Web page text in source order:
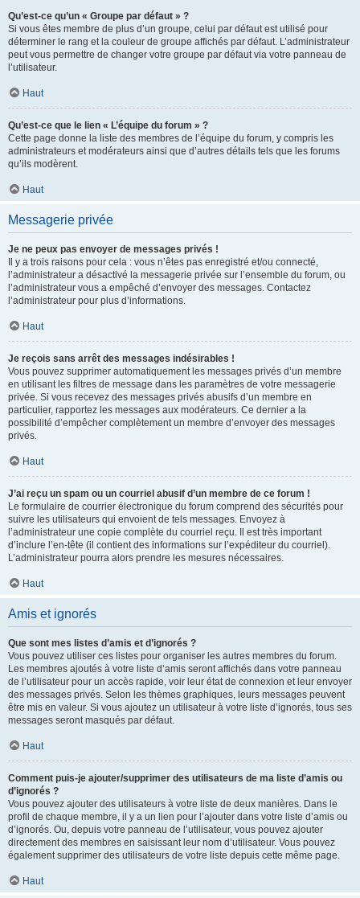
Qu’est-ce qu’un « Groupe par défaut » ?
Si vous êtes membre de plus d’un groupe, celui par défaut est utilisé pour
déterminer le rang et la couleur de groupe affichés par défaut. L’administrateur
peut vous permettre de changer votre groupe par défaut via votre panneau de
l’utilisateur.
Haut
Qu’est-ce que le lien « L’équipe du forum » ?
Cette page donne la liste des membres de l’équipe du forum, y compris les
administrateurs et modérateurs ainsi que d’autres détails tels que les forums
qu’ils modèrent.
Haut
Messagerie privée
Je ne peux pas envoyer de messages privés !
Il y a trois raisons pour cela : vous n’êtes pas enregistré et/ou connecté,
l’administrateur a désactivé la messagerie privée sur l’ensemble du forum, ou
l’administrateur vous a empêché d’envoyer des messages. Contactez
l’administrateur pour plus d’informations.
Haut
Je reçois sans arrêt des messages indésirables !
Vous pouvez supprimer automatiquement les messages privés d’un membre
en utilisant les filtres de message dans les paramètres de votre messagerie
privée. Si vous recevez des messages privés abusifs d’un membre en
particulier, rapportez les messages aux modérateurs. Ce dernier a la
possibilité d’empêcher complètement un membre d’envoyer des messages
privés.
Haut
J’ai reçu un spam ou un courriel abusif d’un membre de ce forum !
Le formulaire de courrier électronique du forum comprend des sécurités pour
suivre les utilisateurs qui envoient de tels messages. Envoyez à
l’administrateur une copie complète du courriel reçu. Il est très important
d’inclure l’en-tête (il contient des informations sur l’expéditeur du courriel).
L’administrateur pourra alors prendre les mesures nécessaires.
Haut
Amis et ignorés
Que sont mes listes d’amis et d’ignorés ?
Vous pouvez utiliser ces listes pour organiser les autres membres du forum.
Les membres ajoutés à votre liste d’amis seront affichés dans votre panneau
de l’utilisateur pour un accès rapide, voir leur état de connexion et leur envoyer
des messages privés. Selon les thèmes graphiques, leurs messages peuvent
être mis en valeur. Si vous ajoutez un utilisateur à votre liste d’ignorés, tous ses
messages seront masqués par défaut.
Haut
Comment puis-je ajouter/supprimer des utilisateurs de ma liste d’amis ou
d’ignorés ?
Vous pouvez ajouter des utilisateurs à votre liste de deux manières. Dans le
profil de chaque membre, il y a un lien pour l’ajouter dans votre liste d’amis ou
d’ignorés. Ou, depuis votre panneau de l’utilisateur, vous pouvez ajouter
directement des membres en saisissant leur nom d’utilisateur. Vous pouvez
également supprimer des utilisateurs de votre liste depuis cette même page.
Haut